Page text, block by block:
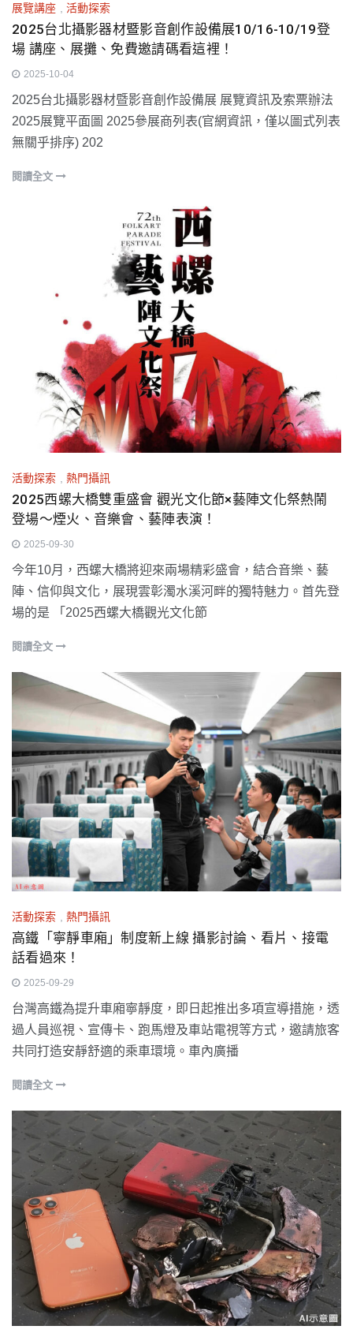
展覽講座 活動探索
2025台北攝影器材暨影音創作設備展10/16-10/19登
場 講座、展攤、免費邀請碼看這裡！
2025-10-04
2025台北攝影器材暨影音創作設備展 展覽資訊及索票辦法
2025展覽平面圖 2025參展商列表(官網資訊，僅以圖式列表
無關乎排序) 202
閱讀全文
活動探索 熱門攝訊
2025西螺大橋雙重盛會 觀光文化節×藝陣文化祭熱鬧
登場～煙火、音樂會、藝陣表演！
2025-09-30
今年10月，西螺大橋將迎來兩場精彩盛會，結合音樂、藝
陣、信仰與文化，展現雲彰濁水溪河畔的獨特魅力。首先登
場的是 「2025西螺大橋觀光文化節
閱讀全文
活動探索 熱門攝訊
高鐵「寧靜車廂」制度新上線 攝影討論、看片、接電
話看過來！
2025-09-29
台灣高鐵為提升車廂寧靜度，即日起推出多項宣導措施，透
過人員巡視、宣傳卡、跑馬燈及車站電視等方式，邀請旅客
共同打造安靜舒適的乘車環境。車內廣播
閱讀全文